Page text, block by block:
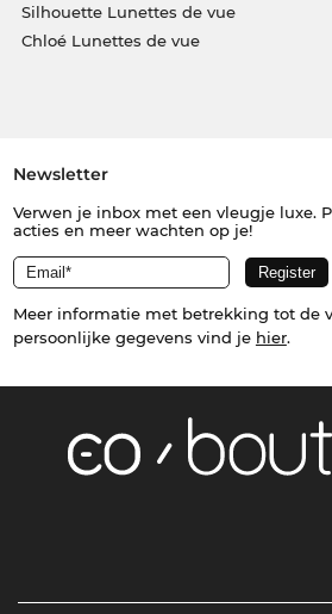
Silhouette Lunettes de vue
Chloé Lunettes de vue
Newsletter
Verwen je inbox met een vleugje luxe.
acties en meer wachten op je!
Meer informatie met betrekking tot de
persoonlijke gegevens vind je hier.